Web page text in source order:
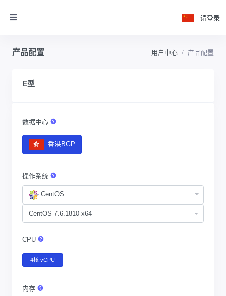
请登录
产品配置 用户中心 产品配置
E型
数据中心
香港BGP
操作系统
CentOS
CPU
4核 vCPU
内存